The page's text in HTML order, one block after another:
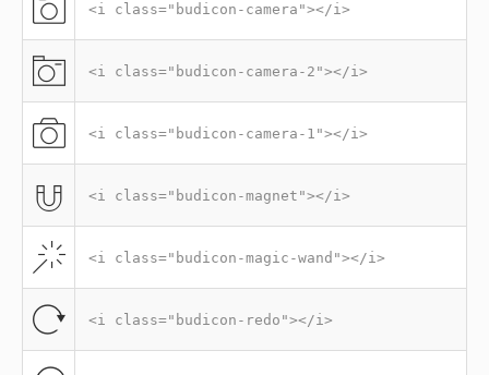
<i class="budicon-camera"></i>
<i class="budicon-camera-2"></i>
<i class="budicon-camera-1"></i>
<i class="budicon-magnet"></i>
<i class="budicon-magic-wand"></i>
<i class="budicon-redo"></i>